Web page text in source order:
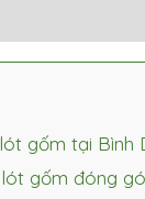
gốm tại Bình
gốm đóng